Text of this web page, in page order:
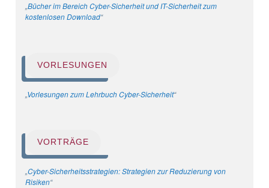
„Bücher im Bereich Cyber-Sicherheit und IT-Sicherheit zum
kostenlosen Download“
VORLESUNGEN
„Vorlesungen zum Lehrbuch Cyber-Sicherheit“
VORTRÄGE
„Cyber-Sicherheitsstrategien: Strategien zur Reduzierung von
Risiken“